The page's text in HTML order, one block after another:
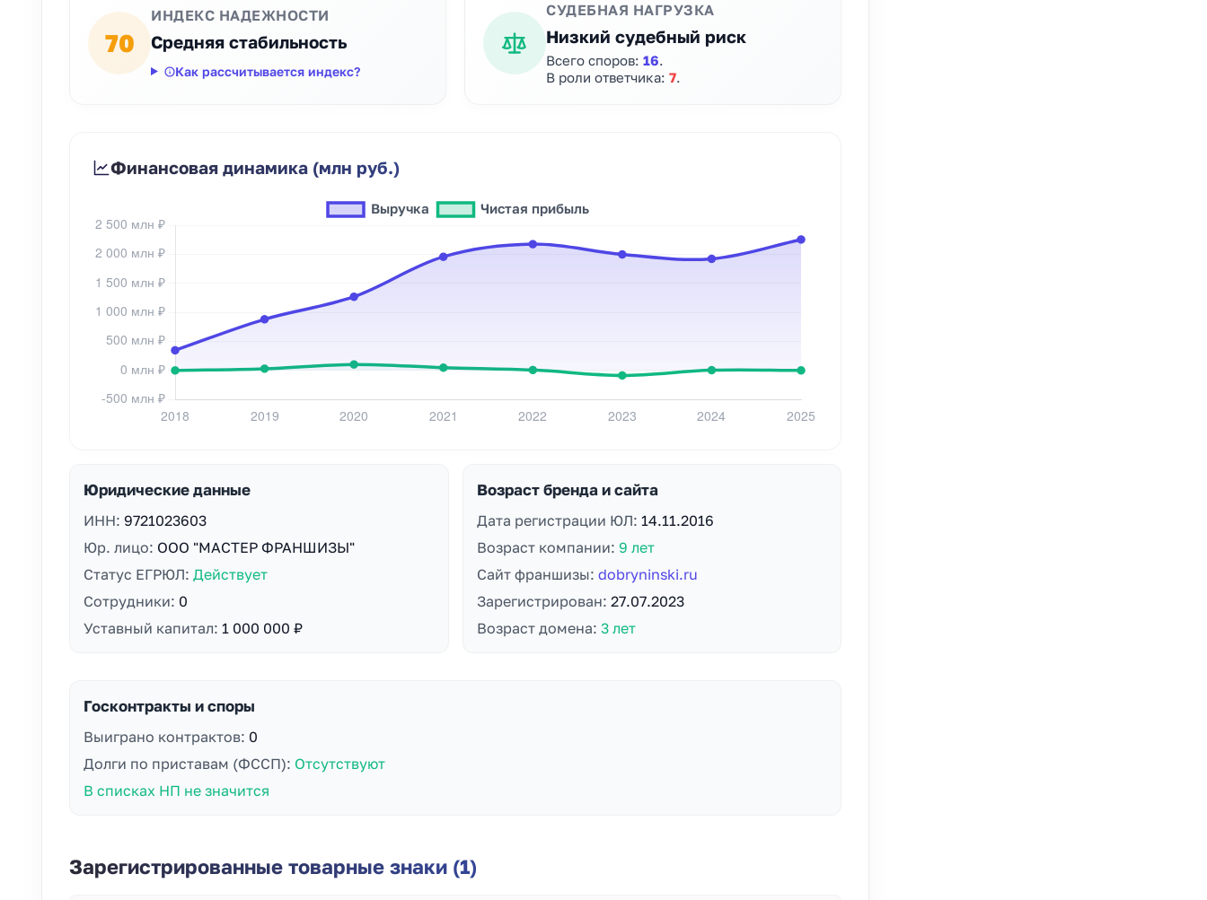
70
ИНДЕКС НАДЕЖНОСТИ
Средняя стабильность
Как рассчитывается индекс?
СУДЕБНАЯ НАГРУЗКА
Низкий судебный риск
Всего споров: 16.
В роли ответчика: 7.
Финансовая динамика (млн руб.)
Юридические данные
ИНН: 9721023603
Юр. лицо: ООО "МАСТЕР ФРАНШИЗЫ"
Статус ЕГРЮЛ: Действует
Сотрудники: 0
Уставный капитал: 1 000 000 ₽
Возраст бренда и сайта
Дата регистрации ЮЛ: 14.11.2016
Возраст компании: 9 лет
Сайт франшизы: dobryninski.ru
Зарегистрирован: 27.07.2023
Возраст домена: 3 лет
Госконтракты и споры
Выиграно контрактов: 0
Долги по приставам (ФССП): Отсутствуют
В списках НП не значится
Зарегистрированные товарные знаки (1)